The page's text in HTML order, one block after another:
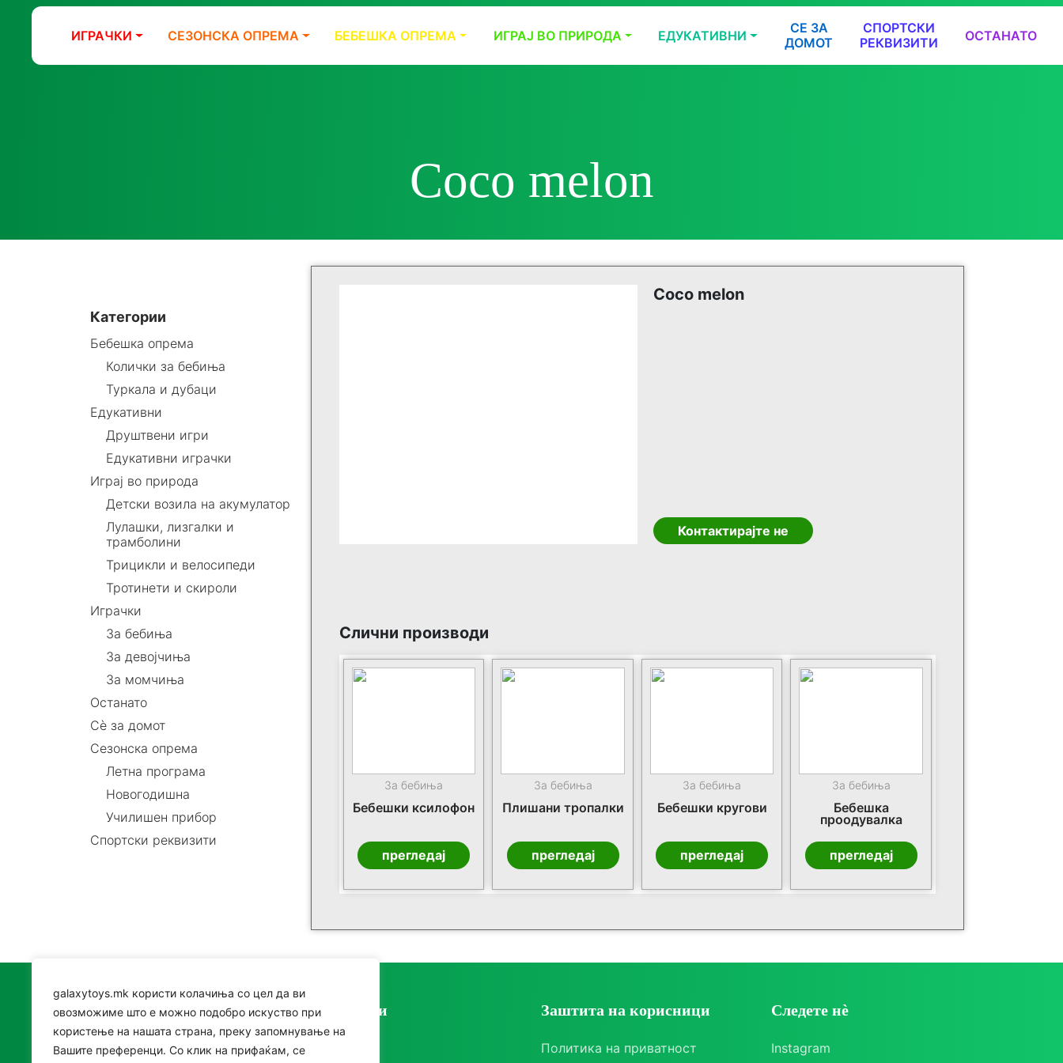
galaxytoys.mk користи колачиња со цел да ви
овозможиме што е можно подобро искуство при
користење на нашата страна, преку запомнување на
Вашите преференци. Со клик на прифаќам, се
ИГРАЧКИ СЕЗОНСКА ОПРЕМА БЕБЕШКА ОПРЕМА ИГРАЈ ВО ПРИРОДА ЕДУКАТИВНИ
СЕ ЗА
ДОМОТ
СПОРТСКИ
РЕКВИЗИТИ
ОСТАНАТО
Coco melon
Категории
Бебешка опрема
Колички за бебиња
Туркала и дубаци
Едукативни
Друштвени игри
Едукативни играчки
Играј во природа
Детски возила на акумулатор
Лулашки, лизгалки и
трамболини
Трицикли и велосипеди
Тротинети и скироли
Играчки
За бебиња
За девојчиња
За момчиња
Останато
Сè за домот
Сезонска опрема
Летна програма
Новогодишна
Училишен прибор
Спортски реквизити
Coco melon
Контактирајте не
Слични производи
За бебиња
Бебешки ксилофон
прегледај
За бебиња
Плишани тропалки
прегледај
За бебиња
Бебешки кругови
прегледај
За бебиња
Бебешка
проодувалка
прегледај
Категории Заштита на корисници
Политика на приватност
Следете нè
Instagram